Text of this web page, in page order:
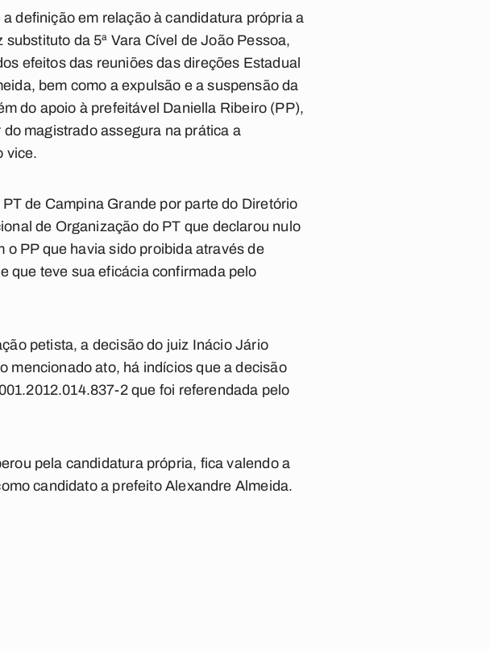
definição em relação à candidatura própria a
da 5ª Vara Cível de João Pessoa,
efeitos das reuniões das direções Estadual
bem como a expulsão e a suspensão da
do apoio à prefeitável Daniella Ribeiro (PP),
magistrado assegura na prática a
vice.
de Campina Grande por parte do Diretório
de Organização do PT que declarou nulo
PP que havia sido proibida através de
que teve sua eficácia confirmada pelo
petista, a decisão do juiz Inácio Jário
mencionado ato, há indícios que a decisão
2 que foi referendada pelo
pela candidatura própria, fica valendo a
candidato a prefeito Alexandre Almeida.